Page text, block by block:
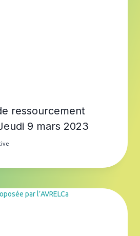
ressourcement
9 mars 2023